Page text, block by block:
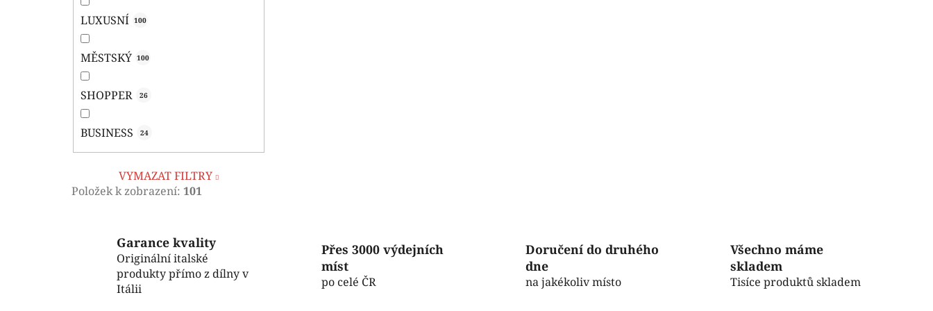
LUXUSNÍ 100
MĚSTSKÝ 100
SHOPPER 26
BUSINESS 24
VYMAZAT FILTRY
Položek k zobrazení: 101
Garance kvality
Originální italské
produkty přímo z dílny v
Itálii
Přes 3000 výdejních
míst
po celé ČR
Doručení do druhého
dne
na jakékoliv místo
Všechno máme
skladem
Tisíce produktů skladem